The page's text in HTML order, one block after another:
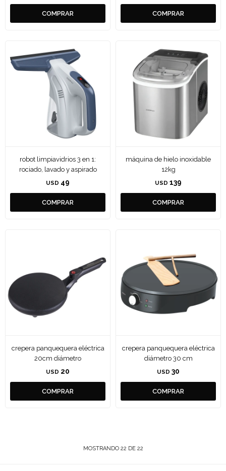
robot limpiavidrios 3 en 1:
rociado, lavado y aspirado
USD 49
máquina de hielo inoxidable
12kg
USD 139
crepera panquequera eléctrica
20cm diámetro
USD 20
crepera panquequera eléctrica
diámetro 30 cm
USD 30
MOSTRANDO 22 DE 22